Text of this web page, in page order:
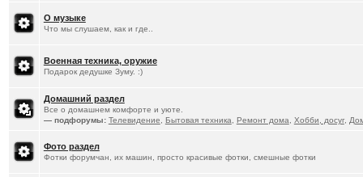
О музыке
Что мы слушаем, как и где..
Военная техника, оружие
Подарок дедушке Зуму. :)
Домашний раздел
Все о домашнем комфорте и уюте.
— подфорумы: Телевидение Бытовая техника Ремонт дома Хобби, досуг,
Фото раздел
Фотки форумчан, их машин, просто красивые фотки, смешные фотки